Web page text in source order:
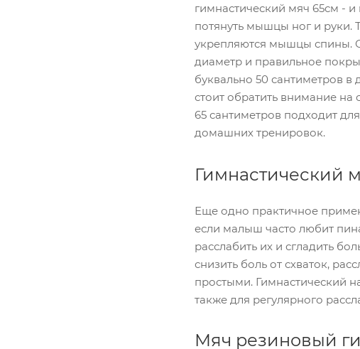
гимнастический мяч 65см -
потянуть мышцы ног и руки.
укрепляются мышцы спины.
диаметр и правильное
буквально 50 сантиметров
стоит обратить внимание
65 сантиметров подходит
домашних тренировок.
Гимнастический
Еще одно практичное
если малыш часто любит
расслабить их и сгладить
снизить боль от схваток,
простыми. Гимнастический
также для регулярного
Мяч резиновый